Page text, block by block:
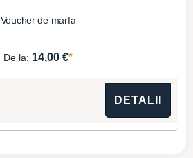
Voucher de marfa
De la: 14,00 €*
DETALII